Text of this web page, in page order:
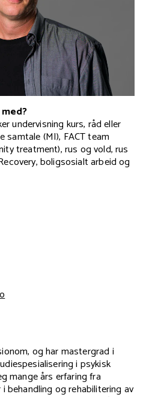
undervisning kurs, råd eller
samtale (MI), FACT team
treatment), rus og vold, rus
boligsosialt arbeid og
og har mastergrad i
i psykisk
mange års erfaring fra
behandling og rehabilitering av